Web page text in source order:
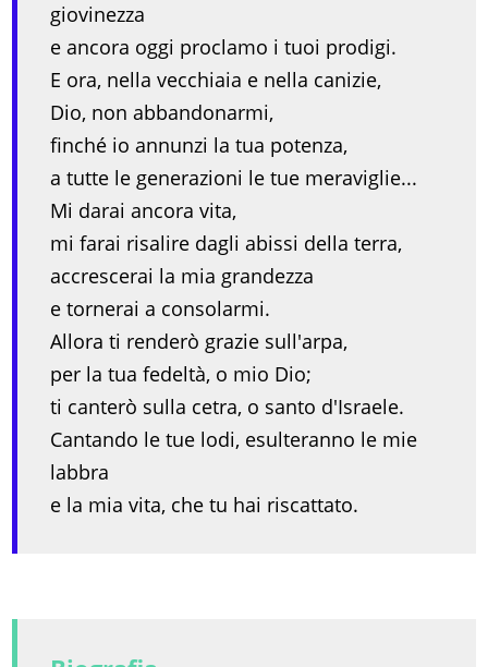
giovinezza
e ancora oggi proclamo i tuoi prodigi.
E ora, nella vecchiaia e nella canizie,
Dio, non abbandonarmi,
finché io annunzi la tua potenza,
a tutte le generazioni le tue meraviglie...
Mi darai ancora vita,
mi farai risalire dagli abissi della terra,
accrescerai la mia grandezza
e tornerai a consolarmi.
Allora ti renderò grazie sull'arpa,
per la tua fedeltà, o mio Dio;
ti canterò sulla cetra, o santo d'Israele.
Cantando le tue lodi, esulteranno le mie
labbra
e la mia vita, che tu hai riscattato.